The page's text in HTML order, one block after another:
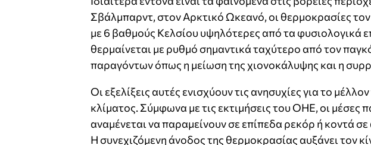
Σβάλμπαρντ, στον Αρκτικό Ωκεανό, οι θερμοκρασίες
με 6 βαθμούς Κελσίου υψηλότερες από τα φυσιολογικά
θερμαίνεται με ρυθμό σημαντικά ταχύτερο από τον
παραγόντων όπως η μείωση της χιονοκάλυψης και η
Οι εξελίξεις αυτές ενισχύουν τις ανησυχίες για το
κλίματος. Σύμφωνα με τις εκτιμήσεις του ΟΗΕ, οι μέσες
αναμένεται να παραμείνουν σε επίπεδα ρεκόρ ή κοντά
Η συνεχιζόμενη άνοδος της θερμοκρασίας αυξάνει τον